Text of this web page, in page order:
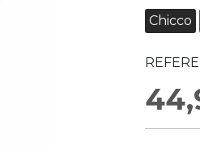
Chicco
galería
imágenes